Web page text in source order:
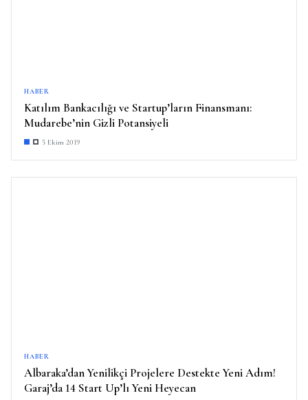
HABER
Katılım Bankacılığı ve Startup’ların Finansmanı:
Mudarebe’nin Gizli Potansiyeli
5 Ekim 2019
HABER
Albaraka’dan Yenilikçi Projelere Destekte Yeni Adım!
Garaj’da 14 Start Up’lı Yeni Heyecan